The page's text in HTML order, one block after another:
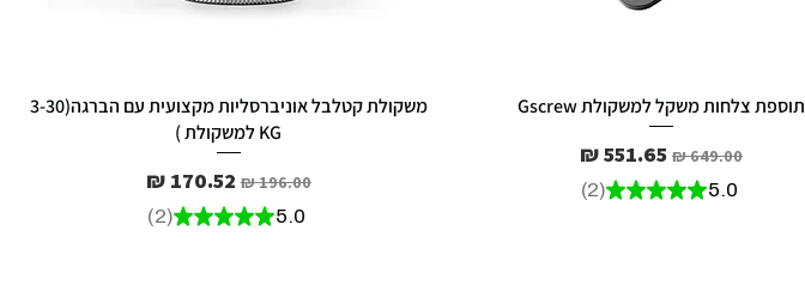
תוספת צלחות משקל למשקולת Gscrew
מחיר רגילמחיר מבצע
5.0
★
★
★
★
★
22
משקולת קטלבל אוניברסליות מקצועית עם הברגה(3-30
KG למשקולת )
מחיר רגיל‏196.00 ‏₪ מחיר מבצע
5.0
★
★
★
★
★
22